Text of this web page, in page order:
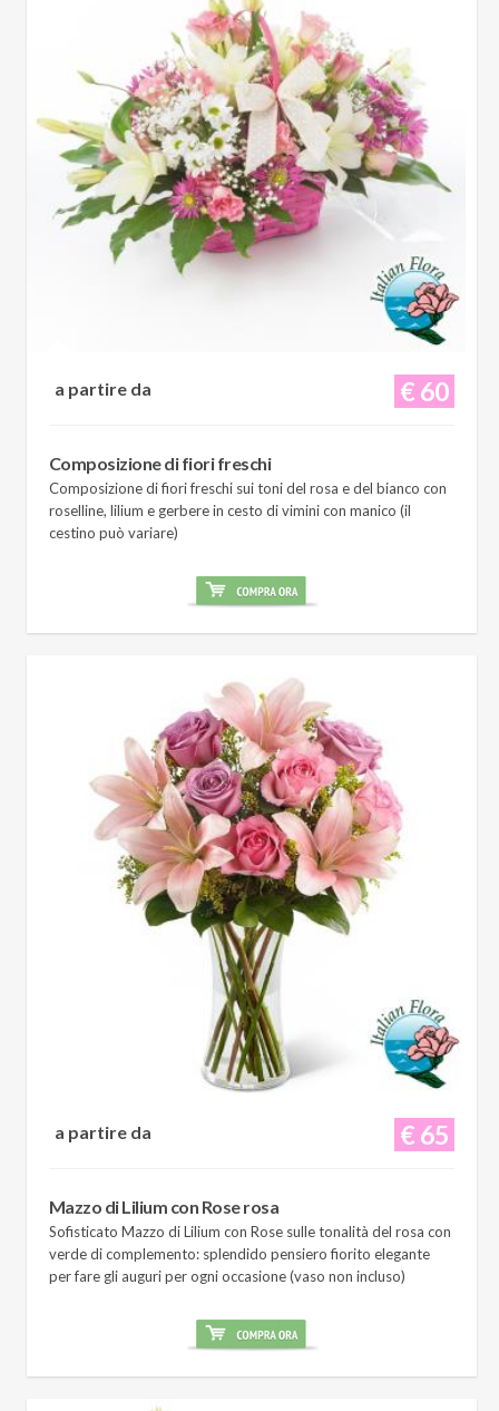
€ 60
a partire da
Composizione di fiori freschi
Composizione di fiori freschi sui toni del rosa e del bianco con
roselline, lilium e gerbere in cesto di vimini con manico (il
cestino può variare)
€ 65
a partire da
Mazzo di Lilium con Rose rosa
Sofisticato Mazzo di Lilium con Rose sulle tonalità del rosa con
verde di complemento: splendido pensiero fiorito elegante
per fare gli auguri per ogni occasione (vaso non incluso)